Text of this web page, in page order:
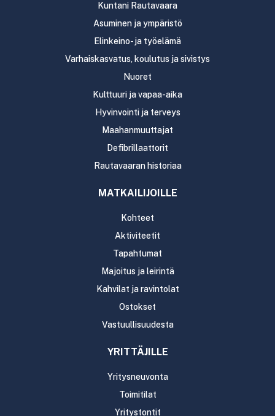
Kuntani Rautavaara
Asuminen ja ympäristö
Elinkeino- ja työelämä
Varhaiskasvatus, koulutus ja sivistys
Nuoret
Kulttuuri ja vapaa-aika
Hyvinvointi ja terveys
Maahanmuuttajat
Defibrillaattorit
Rautavaaran historiaa
MATKAILIJOILLE
Kohteet
Aktiviteetit
Tapahtumat
Majoitus ja leirintä
Kahvilat ja ravintolat
Ostokset
Vastuullisuudesta
YRITTÄJILLE
Yritysneuvonta
Toimitilat
Yritystontit